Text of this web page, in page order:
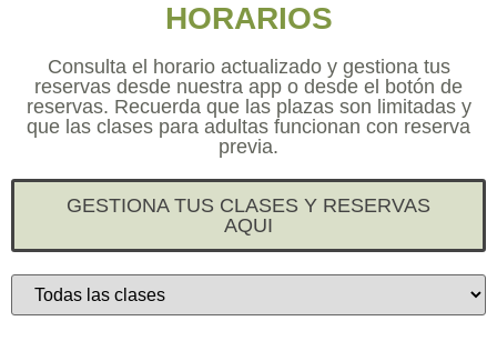
HORARIOS
Consulta el horario actualizado y gestiona tus
reservas desde nuestra app o desde el botón de
reservas. Recuerda que las plazas son limitadas y
que las clases para adultas funcionan con reserva
previa.
GESTIONA TUS CLASES Y RESERVAS
AQUI